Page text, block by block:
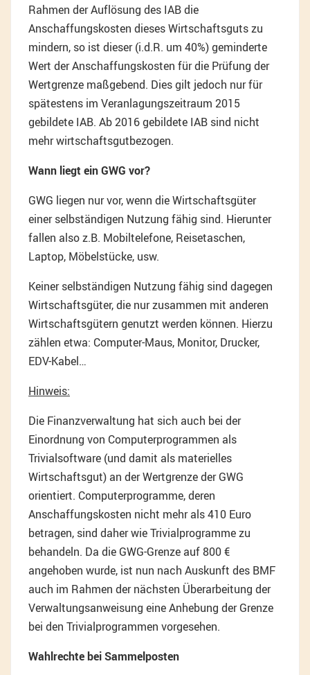
Rahmen der Auflösung des IAB die
Anschaffungskosten dieses Wirtschaftsguts zu
mindern, so ist dieser (i.d.R. um 40%) geminderte
Wert der Anschaffungskosten für die Prüfung der
Wertgrenze maßgebend. Dies gilt jedoch nur für
spätestens im Veranlagungszeitraum 2015
gebildete IAB. Ab 2016 gebildete IAB sind nicht
mehr wirtschaftsgutbezogen.
Wann liegt ein GWG vor?
GWG liegen nur vor, wenn die Wirtschaftsgüter
einer selbständigen Nutzung fähig sind. Hierunter
fallen also z.B. Mobiltelefone, Reisetaschen,
Laptop, Möbelstücke, usw.
Keiner selbständigen Nutzung fähig sind dagegen
Wirtschaftsgüter, die nur zusammen mit anderen
Wirtschaftsgütern genutzt werden können. Hierzu
zählen etwa: Computer-Maus, Monitor, Drucker,
EDV-Kabel…
Hinweis:
Die Finanzverwaltung hat sich auch bei der
Einordnung von Computerprogrammen als
Trivialsoftware (und damit als materielles
Wirtschaftsgut) an der Wertgrenze der GWG
orientiert. Computerprogramme, deren
Anschaffungskosten nicht mehr als 410 Euro
betragen, sind daher wie Trivialprogramme zu
behandeln. Da die GWG-Grenze auf 800 €
angehoben wurde, ist nun nach Auskunft des BMF
auch im Rahmen der nächsten Überarbeitung der
Verwaltungsanweisung eine Anhebung der Grenze
bei den Trivialprogrammen vorgesehen.
Wahlrechte bei Sammelposten